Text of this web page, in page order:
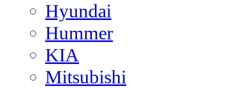
Hyundai
Hummer
KIA
Mitsubishi